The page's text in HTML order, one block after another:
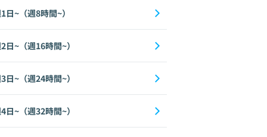
日~（週8時間~）
日~（週16時間~）
日~（週24時間~）
日~（週32時間~）